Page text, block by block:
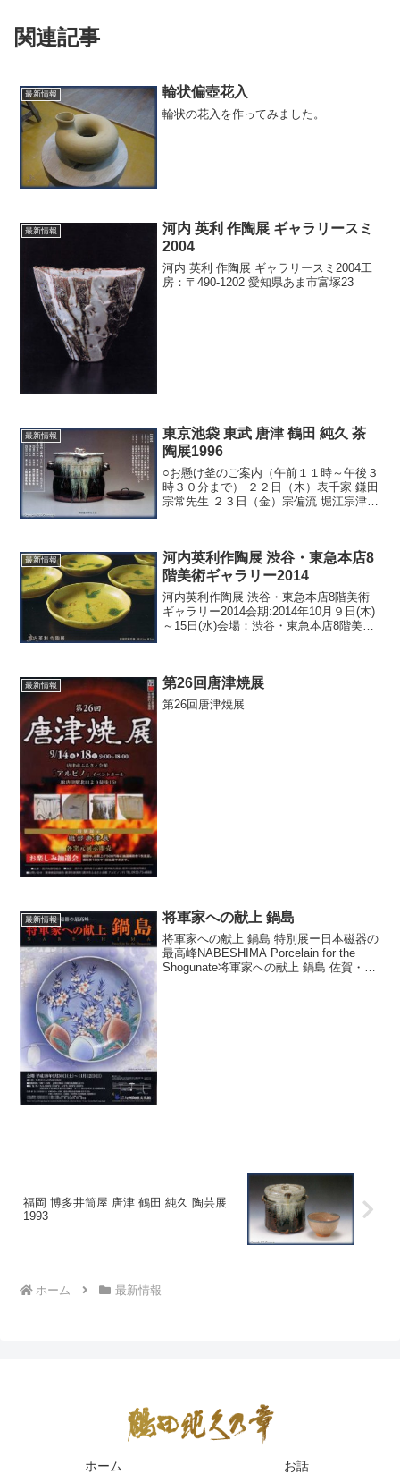
関連記事
最新情報 輪状偏壺花入
輪状の花入を作ってみました。
最新情報
河内 英利 作陶展 ギャラリースミ
2004
河内 英利 作陶展 ギャラリースミ2004工
房：〒490-1202 愛知県あま市富塚23
最新情報
東京池袋 東武 唐津 鶴田 純久 茶
陶展1996
○お懸け釜のご案内（午前１１時～午後３
時３０分まで） ２２日（木）表千家 鎌田
宗常先生 ２３日（金）宗偏流 堀江宗津先
術画...
最新情報
河内英利作陶展 渋谷・東急本店8
階美術ギャラリー2014
河内英利作陶展 渋谷・東急本店8階美術
ギャラリー2014会期:2014年10月９日(木)
～15日(水)会場：渋谷・東急本店8階美術
最新情報 第26回唐津焼展
第26回唐津焼展
最新情報 将軍家への献上 鍋島
将軍家への献上 鍋島 特別展ー日本磁器の
最高峰NABESHIMA Porcelain for the
Shogunate将軍家への献上 鍋島 佐賀・鍋
福岡 博多井筒屋 唐津 鶴田 純久 陶芸展
1993
ホーム 最新情報
ホーム お話